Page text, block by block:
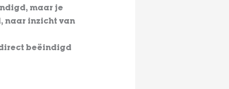
maar je
naar inzicht van
beëindigd